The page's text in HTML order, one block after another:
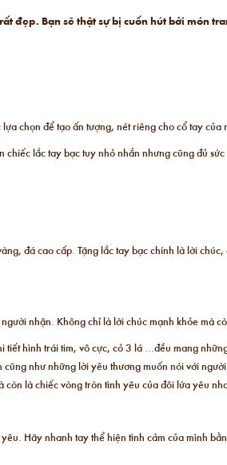
đẹp. Bạn sẽ thật sự bị cuốn hút bởi món
chọn để tạo ấn tượng, nét riêng cho cổ tay của
lắc tay bạc tuy nhỏ nhắn nhưng cũng đủ
đá cao cấp. Tặng lắc tay bạc chính là lời
nhận. Không chỉ là lời chúc mạnh khỏe mà
tiết hình trái tim, vô cực, cỏ 3 lá ...đều mang
như những lời yêu thương muốn nói với
còn là chiếc vòng tròn tình yêu của đôi lứa yêu
Hãy nhanh tay thể hiện tình cảm của mình